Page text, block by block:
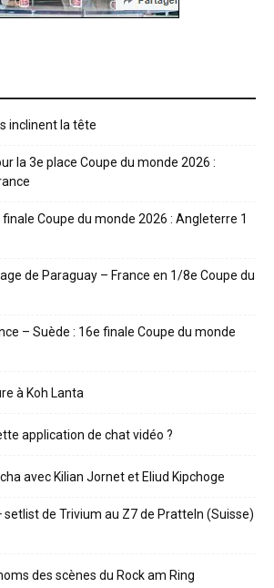
inclinent la tête
la 3e place Coupe du monde 2026 :
Coupe du monde 2026 : Angleterre 1
de Paraguay – France en 1/8e Coupe du
– Suède : 16e finale Coupe du monde
à Koh Lanta
application de chat vidéo ?
avec Kilian Jornet et Eliud Kipchoge
setlist de Trivium au Z7 de Pratteln (Suisse)
des scènes du Rock am Ring